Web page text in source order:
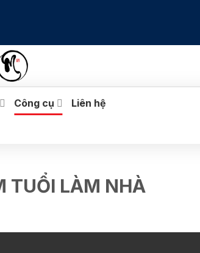
Công cụ Liên hệ
TUỔI LÀM NHÀ